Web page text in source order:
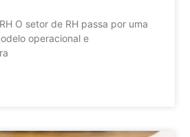
O setor de RH passa por uma
operacional e